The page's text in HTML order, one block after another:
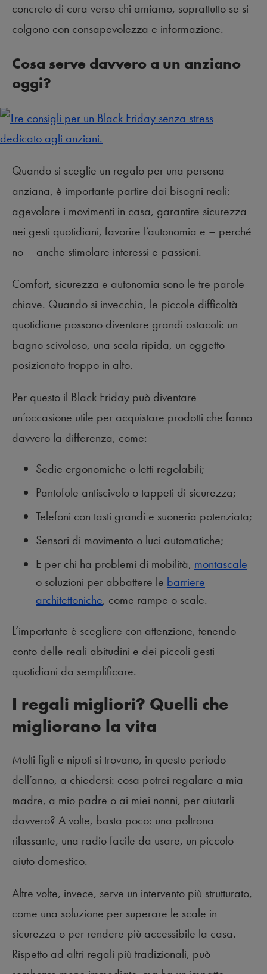
concreto di cura verso chi amiamo, soprattutto se si
colgono con consapevolezza e informazione.
Cosa serve davvero a un anziano
oggi?
Quando si sceglie un regalo per una persona
anziana, è importante partire dai bisogni reali:
agevolare i movimenti in casa, garantire sicurezza
nei gesti quotidiani, favorire l’autonomia e – perché
no – anche stimolare interessi e passioni.
Comfort, sicurezza e autonomia sono le tre parole
chiave. Quando si invecchia, le piccole difficoltà
quotidiane possono diventare grandi ostacoli: un
bagno scivoloso, una scala ripida, un oggetto
posizionato troppo in alto.
Per questo il Black Friday può diventare
un’occasione utile per acquistare prodotti che fanno
davvero la differenza, come:
Sedie ergonomiche o letti regolabili;
Pantofole antiscivolo o tappeti di sicurezza;
Telefoni con tasti grandi e suoneria potenziata;
Sensori di movimento o luci automatiche;
E per chi ha problemi di mobilità, montascale
o soluzioni per abbattere le barriere
architettoniche, come rampe o scale.
L’importante è scegliere con attenzione, tenendo
conto delle reali abitudini e dei piccoli gesti
quotidiani da semplificare.
I regali migliori? Quelli che
migliorano la vita
Molti figli e nipoti si trovano, in questo periodo
dell’anno, a chiedersi: cosa potrei regalare a mia
madre, a mio padre o ai miei nonni, per aiutarli
davvero? A volte, basta poco: una poltrona
rilassante, una radio facile da usare, un piccolo
aiuto domestico.
Altre volte, invece, serve un intervento più strutturato,
come una soluzione per superare le scale in
sicurezza o per rendere più accessibile la casa.
Rispetto ad altri regali più tradizionali, può